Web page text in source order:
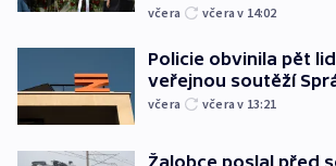
včera včera v 14:02
Policie obvinila pět
veřejnou soutěží
včera včera v 13:21
Žalobce poslal před